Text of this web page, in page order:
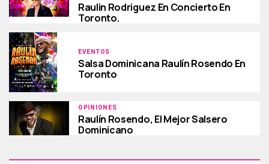
Raulin Rodriguez En Concierto En
Toronto.
EVENTOS
Salsa Dominicana Raulín Rosendo En
Toronto
OPINIONES
Raulín Rosendo, El Mejor Salsero
Dominicano